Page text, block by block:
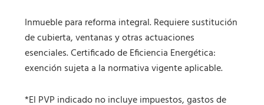
Inmueble para reforma integral. Requiere sustitución
de cubierta, ventanas y otras actuaciones
esenciales. Certificado de Eficiencia Energética:
exención sujeta a la normativa vigente aplicable.
*El PVP indicado no incluye impuestos, gastos de